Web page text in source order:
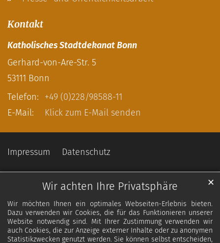
Wir achten Ihre Privatsphäre
Wir möchten Ihnen ein optimales Webseiten-Erlebnis bieten.
Dazu verwenden wir Cookies, die für das Funktionieren unserer
Website notwendig sind. Mit Ihrer Zustimmung verwenden wir
auch Cookies, die zur Anzeige externer Inhalte oder zu anonymen
Statistikzwecken genutzt werden. Sie können selbst entscheiden,
✕
Kontakt
Katholisches Stadtdekanat Bonn
Gerhard-von-Are-Str. 5
53111 Bonn
Telefon:
+49 (0)228/98588-11
E-Mail:
Klick zum E-Mail senden
Impressum Datenschutz